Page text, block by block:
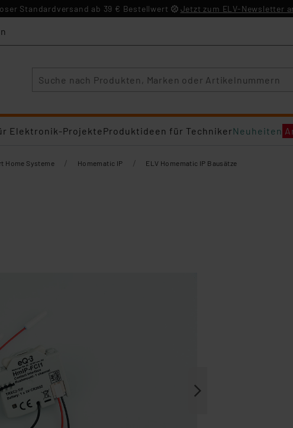
Standardversand ab 39 € Bestellwert Jetzt zum ELV-Newsletter
Elektronik-ProjekteProduktideen für TechnikerNeuheiten
Home Systeme / Homematic IP / ELV Homematic IP Bausätze